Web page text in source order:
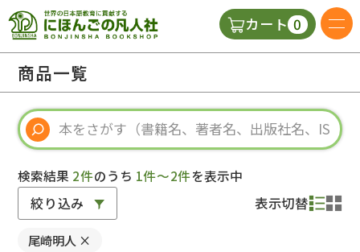
カート 0
視聴覚・補助教材
教師用参考書
商品一覧
検索結果 2件のうち 1件～2件を表示中
絞り込み 表示切替
尾崎明人 ×